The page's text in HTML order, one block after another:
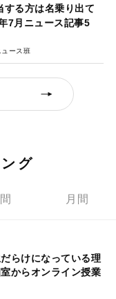
する方は名乗り出て
7月ニュース記事5
ース班
グ
月間
らけになっている理
からオンライン授業